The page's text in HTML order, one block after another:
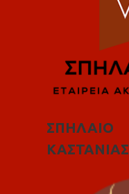
ΣΠΗΛΑΙΟ
ΚΑΣΤΑΝΙΑΣ